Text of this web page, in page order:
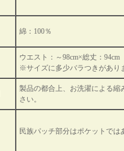
綿：100％
ウエスト：～98cm×総丈：94cm
※サイズに多少バラつきがあり
製品の都合上、お洗濯による縮
さい。
民族パッチ部分はポケットでは